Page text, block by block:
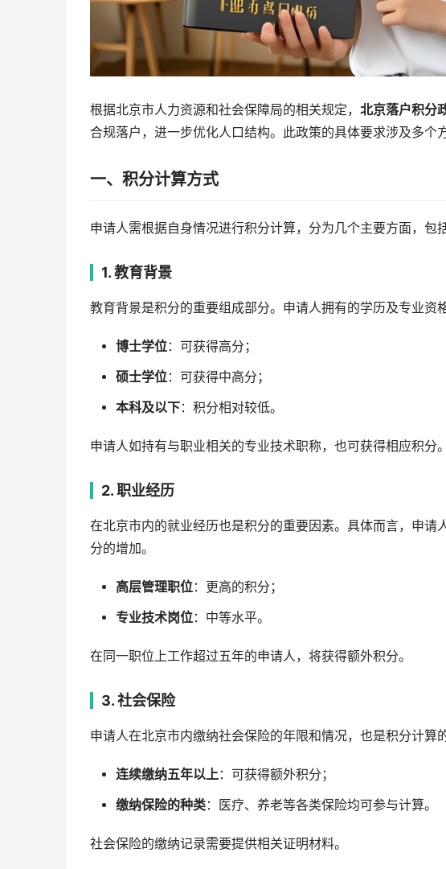
根据北京市人力资源和社会保障局的相关规定， 北京落户积分
合规落户，进一步优化人口结构。此政策的具体要求涉及多个
一、积分计算方式
申请人需根据自身情况进行积分计算，分为几个主要方面，包
1. 教育背景
教育背景是积分的重要组成部分。申请人拥有的学历及专业资
博士学位：可获得高分；
硕士学位：可获得中高分；
本科及以下：积分相对较低。
申请人如持有与职业相关的专业技术职称，也可获得相应积分。
2. 职业经历
在北京市内的就业经历也是积分的重要因素。具体而言，申
分的增加。
高层管理职位：更高的积分；
专业技术岗位：中等水平。
在同一职位上工作超过五年的申请人，将获得额外积分。
3. 社会保险
申请人在北京市内缴纳社会保险的年限和情况，也是积分计算
连续缴纳五年以上：可获得额外积分；
缴纳保险的种类：医疗、养老等各类保险均可参与计算。
社会保险的缴纳记录需要提供相关证明材料。